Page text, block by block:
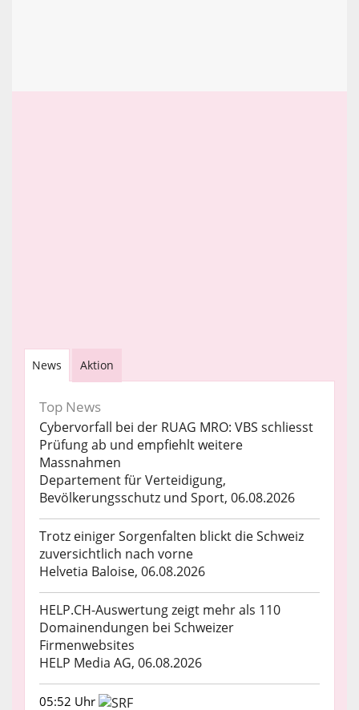
News Aktion
Top News
Cybervorfall bei der RUAG MRO: VBS schliesst
Prüfung ab und empfiehlt weitere
Massnahmen
Departement für Verteidigung,
Bevölkerungsschutz und Sport, 06.08.2026
Trotz einiger Sorgenfalten blickt die Schweiz
zuversichtlich nach vorne
Helvetia Baloise, 06.08.2026
HELP.CH-Auswertung zeigt mehr als 110
Domainendungen bei Schweizer
Firmenwebsites
HELP Media AG, 06.08.2026
05:52 Uhr